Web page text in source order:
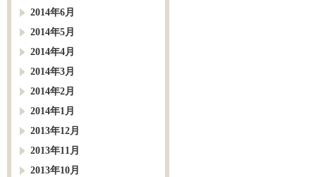
2014年6月
2014年5月
2014年4月
2014年3月
2014年2月
2014年1月
2013年12月
2013年11月
2013年10月